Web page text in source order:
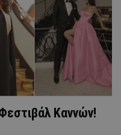
Καννών!